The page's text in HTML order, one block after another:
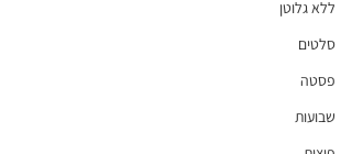
ללא גלוטן
סלטים
פסטה
שבועות